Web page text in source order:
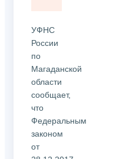
УФНС
России
по
Магаданской
области
сообщает,
что
Федеральным
законом
от